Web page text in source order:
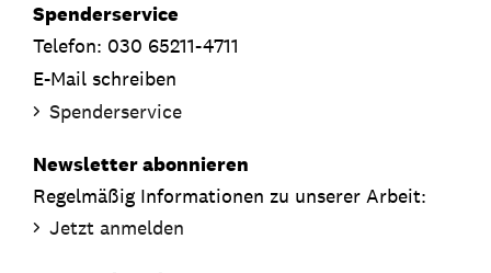
Spenderservice
Telefon: 030 65211-4711
E-Mail schreiben
Spenderservice
Newsletter abonnieren
Regelmäßig Informationen zu unserer Arbeit:
Jetzt anmelden